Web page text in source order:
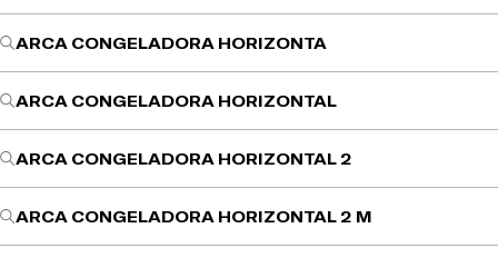
ARCA CONGELADORA HORIZONTA
ARCA CONGELADORA HORIZONTAL
ARCA CONGELADORA HORIZONTAL 2
ARCA CONGELADORA HORIZONTAL 2 M